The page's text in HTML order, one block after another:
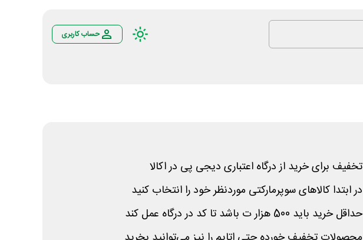
حساب کاربری
تخفیف برای خرید از درگاه اعتباری دیجی پی در اکالا
در ابتدا کالاهای سوپرمارکتی موردنظر خود را انتخاب کنید
حداقل خرید باید 500 هزار ت باشد تا کد در درگاه عمل کند